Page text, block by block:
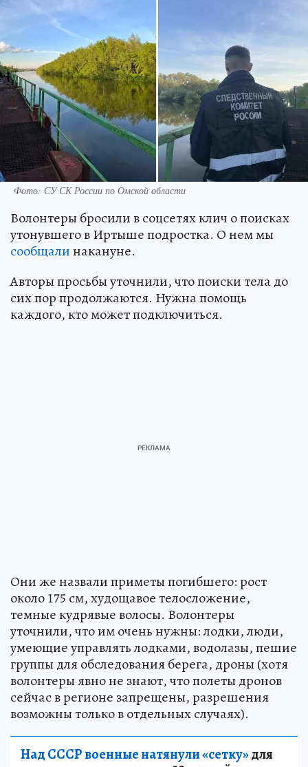
Фото: СУ СК России по Омской области
Волонтеры бросили в соцсетях клич о поисках
утонувшего в Иртыше подростка. О нем мы
сообщалинакануне.
Авторы просьбы уточнили, что поиски тела до
сих пор продолжаются. Нужна помощь
каждого, кто может подключиться.
Они же назвали приметы погибшего: рост
около 175 см, худощавое телосложение,
темные кудрявые волосы. Волонтеры
уточнили, что им очень нужны: лодки, люди,
умеющие управлять лодками, водолазы, пешие
группы для обследования берега, дроны (хотя
волонтеры явно не знают, что полеты дронов
сейчас в регионе запрещены, разрешения
возможны только в отдельных случаях).
Над СССР военные натянули «сетку»для